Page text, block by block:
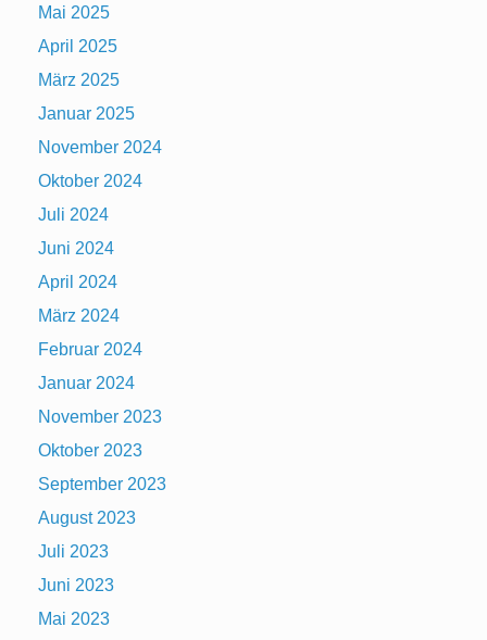
Mai 2025
April 2025
März 2025
Januar 2025
November 2024
Oktober 2024
Juli 2024
Juni 2024
April 2024
März 2024
Februar 2024
Januar 2024
November 2023
Oktober 2023
September 2023
August 2023
Juli 2023
Juni 2023
Mai 2023